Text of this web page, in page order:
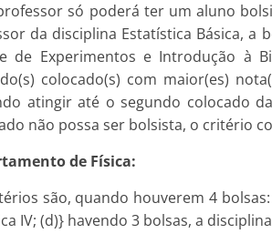
só poderá ter um aluno
da disciplina Estatística Básica, a
de Experimentos e Introdução à
colocado(s) com maior(es)
atingir até o segundo colocado
não possa ser bolsista, o critério
de Física:
são, quando houverem 4
IV; (d)} havendo 3 bolsas, a